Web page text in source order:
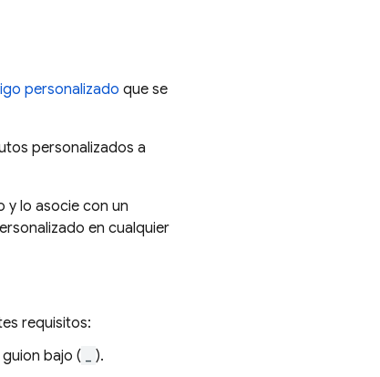
personalizado que se
personalizados a
y lo asocie con un
en cualquier
requisitos:
bajo (
).